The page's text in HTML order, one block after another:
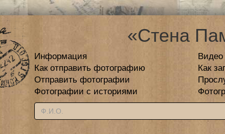
«Стена
Информация
Видео
Как отправить фотографию
Как
Отправить фотографии
Фотографии с историями